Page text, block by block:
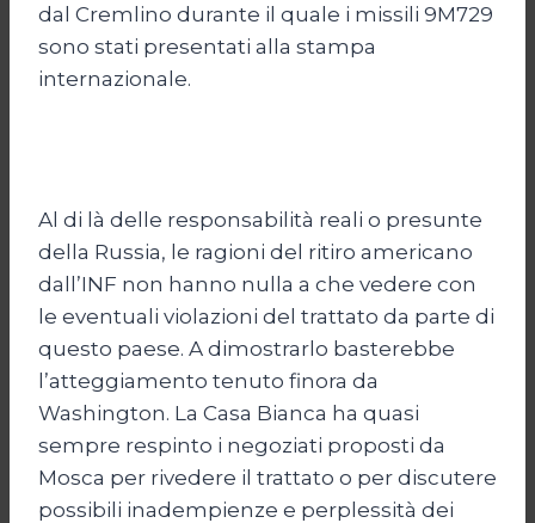
dal Cremlino durante il quale i missili 9M729
sono stati presentati alla stampa
internazionale.
Al di là delle responsabilità reali o presunte
della Russia, le ragioni del ritiro americano
dall’INF non hanno nulla a che vedere con
le eventuali violazioni del trattato da parte di
questo paese. A dimostrarlo basterebbe
l’atteggiamento tenuto finora da
Washington. La Casa Bianca ha quasi
sempre respinto i negoziati proposti da
Mosca per rivedere il trattato o per discutere
possibili inadempienze e perplessità dei